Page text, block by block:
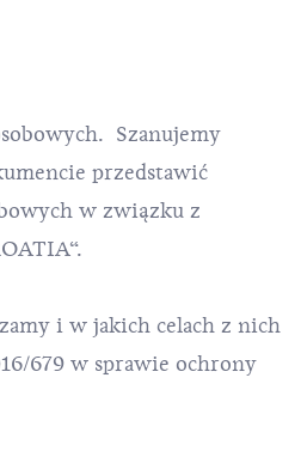
Szanujemy
przedstawić
w związku z
i w jakich celach z nich
679 w sprawie ochrony